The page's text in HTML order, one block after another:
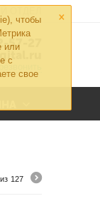
×
чтобы
или
с
свое
57-27
из 127